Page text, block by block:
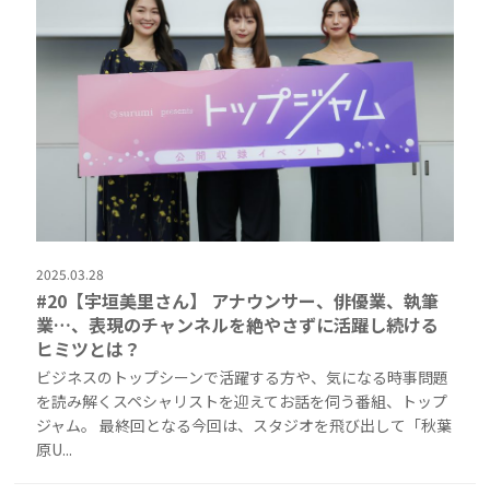
2025.03.28
#20【宇垣美里さん】 アナウンサー、俳優業、執筆
業…、表現のチャンネルを絶やさずに活躍し続ける
ヒミツとは？
ビジネスのトップシーンで活躍する方や、気になる時事問題
を読み解くスペシャリストを迎えてお話を伺う番組、トップ
ジャム。 最終回となる今回は、スタジオを飛び出して「秋葉
原U...